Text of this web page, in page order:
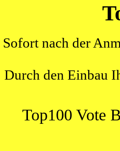
Sofort nach der
Durch den Einbau
Top100